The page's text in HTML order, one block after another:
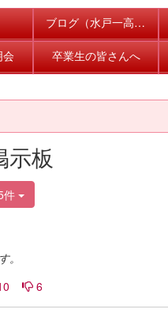
ブログ（水戸一高の風景）
会 卒業生の皆さんへ
示板
件
6